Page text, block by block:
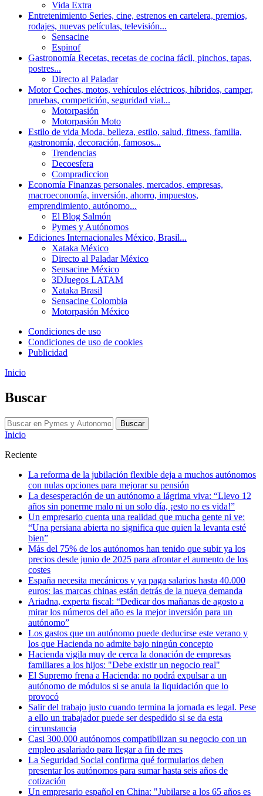
Vida Extra
Entretenimiento Series, cine, estrenos en cartelera, premios,
rodajes, nuevas películas, televisión...
Sensacine
Espinof
Gastronomía Recetas, recetas de cocina fácil, pinchos, tapas,
postres...
Directo al Paladar
MotorCoches, motos, vehículos eléctricos, híbridos, camper,
pruebas, competición, seguridad vial...
Motorpasión
Motorpasión Moto
Estilo de vida Moda, belleza, estilo, salud, fitness, familia,
gastronomía, decoración, famosos...
Trendencias
Decoesfera
Compradiccion
Economía Finanzas personales, mercados, empresas,
macroeconomía, inversión, ahorro, impuestos,
emprendimiento, autónomo...
El Blog Salmón
Pymes y Autónomos
Ediciones Internacionales México, Brasil...
Xataka México
Directo al Paladar México
Sensacine México
3DJuegos LATAM
Xataka Brasil
Sensacine Colombia
Motorpasión México
Condiciones de uso
Condiciones de uso de cookies
Publicidad
Inicio
Buscar
Buscar
Inicio
Reciente
La reforma de la jubilación flexible deja a muchos autónomos
con nulas opciones para mejorar su pensión
La desesperación de un autónomo a lágrima viva: “Llevo 12
años sin ponerme malo ni un solo día, ¡esto no es vida!”
Un empresario cuenta una realidad que mucha gente ni ve:
“Una persiana abierta no significa que quien la levanta esté
bien”
Más del 75% de los autónomos han tenido que subir ya los
precios desde junio de 2025 para afrontar el aumento de los
costes
España necesita mecánicos y ya paga salarios hasta 40.000
euros: las marcas chinas están detrás de la nueva demanda
Ariadna, experta fiscal: “Dedicar dos mañanas de agosto a
mirar los números del año es la mejor inversión para un
autónomo”
Los gastos que un autónomo puede deducirse este verano y
los que Hacienda no admite bajo ningún concepto
Hacienda vigila muy de cerca la donación de empresas
familiares a los hijos: "Debe existir un negocio real"
El Supremo frena a Hacienda: no podrá expulsar a un
autónomo de módulos si se anula la liquidación que lo
provocó
Salir del trabajo justo cuando termina la jornada es legal. Pese
a ello un trabajador puede ser despedido si se da esta
circunstancia
Casi 300.000 autónomos compatibilizan su negocio con un
empleo asalariado para llegar a fin de mes
La Seguridad Social confirma qué formularios deben
presentar los autónomos para sumar hasta seis años de
cotización
Un empresario español en China: "Jubilarse a los 65 años es